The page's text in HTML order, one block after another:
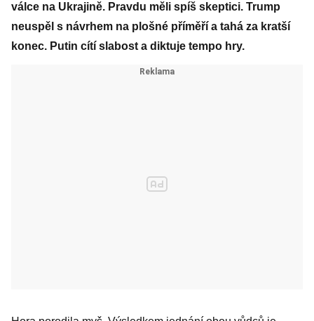
válce na Ukrajině. Pravdu měli spíš skeptici. Trump
neuspěl s návrhem na plošné příměří a tahá za kratší
konec. Putin cítí slabost a diktuje tempo hry.